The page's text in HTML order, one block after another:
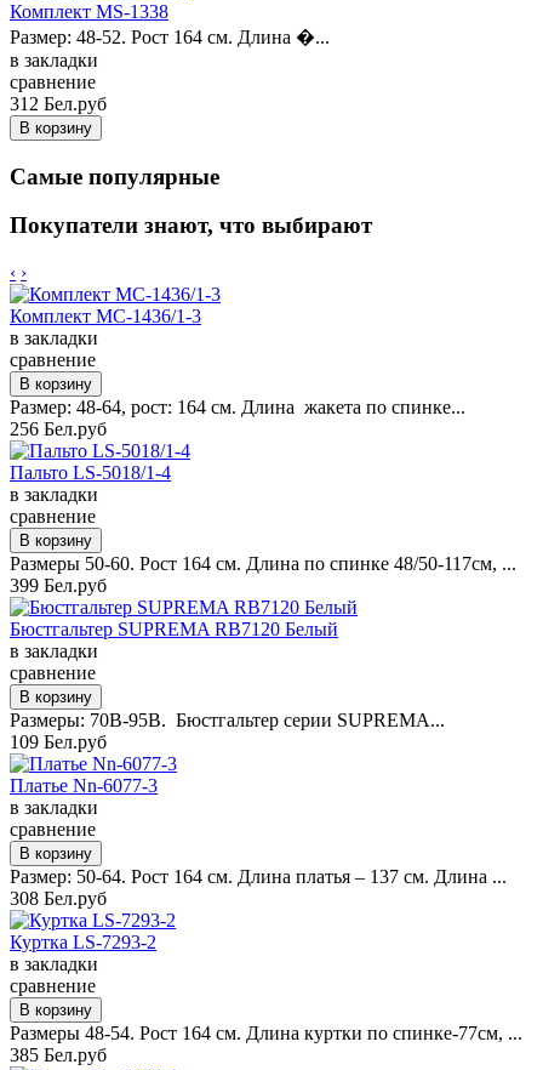
Комплект MS-1338
Размер: 48-52. Рост 164 см. Длина �...
в закладки
сравнение
312 Бел.руб
Самые популярные
Покупатели знают, что выбирают
‹ ›
Комплект MC-1436/1-3
в закладки
сравнение
Размер: 48-64, рост: 164 см. Длина жакета по спинке...
256 Бел.руб
Пальто LS-5018/1-4
в закладки
сравнение
Размеры 50-60. Рост 164 см. Длина по спинке 48/50-117см, ...
399 Бел.руб
Бюстгальтер SUPREMA RB7120 Белый
в закладки
сравнение
Размеры: 70B-95B. Бюстгальтер серии SUPREMA...
109 Бел.руб
Платье Nn-6077-3
в закладки
сравнение
Размер: 50-64. Рост 164 см. Длина платья – 137 см. Длина ...
308 Бел.руб
Куртка LS-7293-2
в закладки
сравнение
Размеры 48-54. Рост 164 см. Длина куртки по спинке-77см, ...
385 Бел.руб